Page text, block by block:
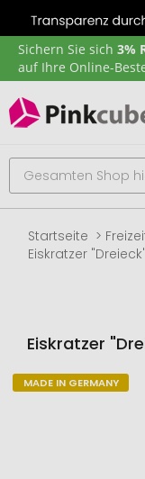
Sichern Sie sich 3%
auf Ihre Online-
Startseite
Eiskratzer "Dreieck"
Eiskratzer
Zum
MADE IN GERMANY